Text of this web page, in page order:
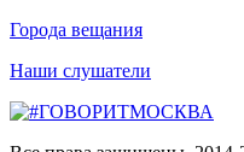
Города вещания
Наши слушатели